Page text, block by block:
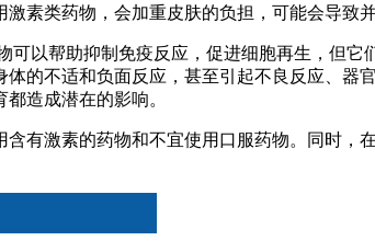
素类药物，会加重皮肤的负担，可能会导致
以帮助抑制免疫反应，促进细胞再生，但
的不适和负面反应，甚至引起不良反应、
造成潜在的影响。
有激素的药物和不宜使用口服药物。同时